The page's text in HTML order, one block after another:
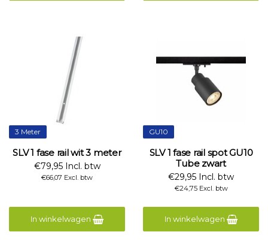
3 Meter
SLV 1 fase rail wit 3 meter
€79,95 Incl. btw
€66,07 Excl. btw
In winkelwagen
GU10
SLV 1 fase rail spot GU10
Tube zwart
€29,95 Incl. btw
€24,75 Excl. btw
In winkelwagen